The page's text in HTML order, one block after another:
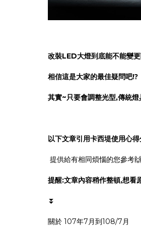
改裝LED大燈到底能不能變
相信這是大家的最佳疑問吧⁉
其實~只要會調整光型,傳統燈
以下文章引用卡西堤使用心
提供給有相同煩惱的您參考
提醒:文章內容稍作整頓,想看
⏬
關於 107年7月到108/7月